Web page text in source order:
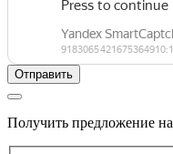
Получить предложение на